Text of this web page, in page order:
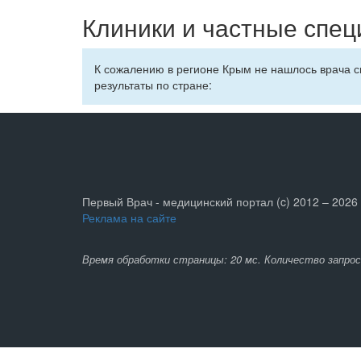
Клиники и частные
К сожалению в регионе Крым не нашлось врача
результаты по стране:
Первый Врач - медицинский портал (c) 2012 – 2026
Реклама на сайте
Время обработки страницы: 20 мс. Количество